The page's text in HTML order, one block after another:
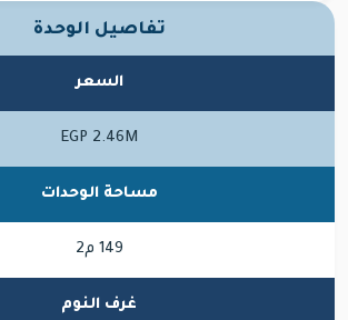
تفاصيل الوحدة
السعر
EGP 2.46M
مساحة الوحدات
149 م2
غرف النوم